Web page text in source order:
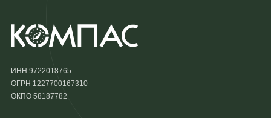
ИНН 9722018765
ОГРН 1227700167310
ОКПО 58187782